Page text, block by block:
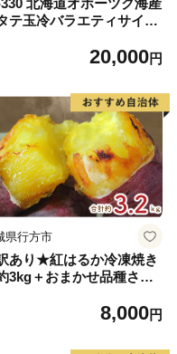
テ玉冷バラエティサイズ
20,000円
県行方市
あり★紅はるか冷凍焼き
3kg＋おまかせ品種さつ
いも サツマイモ さつま芋
8,000円